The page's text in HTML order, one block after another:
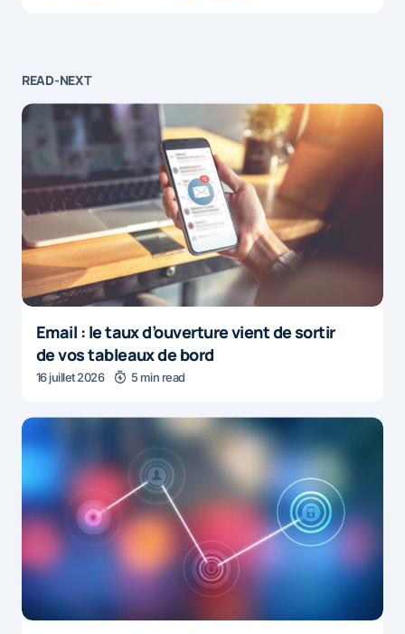
READ-NEXT
Email : le taux d’ouverture vient de sortir
de vos tableaux de bord
16 juillet 2026 5 min read